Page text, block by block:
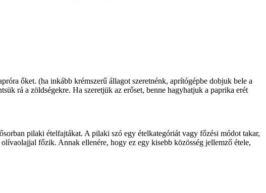
őket. (ha inkább krémszerű állagot szeretnénk, aprítógépbe dobjuk bele a
rá a zöldségekre. Ha szeretjük az erőset, benne hagyhatjuk a paprika erét
pilaki ételfajtákat. A pilaki szó egy ételkategóriát vagy főzési módot takar,
főzik. Annak ellenére, hogy ez egy kisebb közösség jellemző étele,